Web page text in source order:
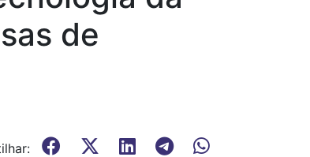
de